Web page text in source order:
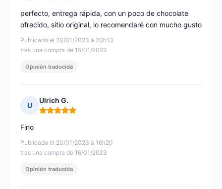
Publicado el 20/01/2023 à 20h13
tras una compra de 15/01/2023
perfecto, entrega rápida, con un poco de chocolate
ofrecido, sitio original, lo recomendaré con mucho gusto
Opinión traducida
U
Ulrich G.
Nota: 5 de 5
Publicado el 20/01/2023 à 16h20
tras una compra de 16/01/2023
Fino
Opinión traducida